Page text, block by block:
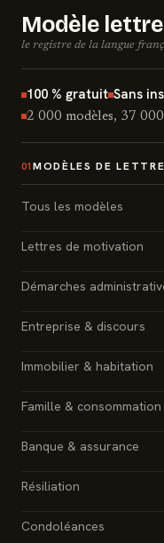
Modèle
le registre de la langue
100 % gratuit Sans
2 000 modèles, 37
01 MODÈLES DE
Tous les modèles
Lettres de motivation
Démarches
Entreprise & discours
Immobilier & habitation
Famille & consommation
Banque & assurance
Résiliation
Condoléances